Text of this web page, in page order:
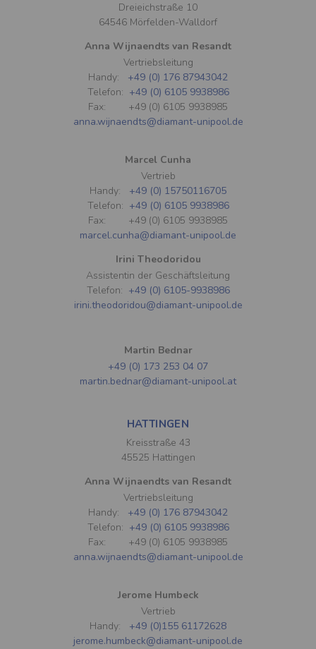
Dreieichstraße 10
64546 Mörfelden-Walldorf
Anna Wijnaendts van Resandt
Vertriebsleitung
Handy: +49 (0) 176 87943042
Telefon: +49 (0) 6105 9938986
Fax: +49 (0) 6105 9938985
anna.wijnaendts@diamant-unipool.de
Marcel Cunha
Vertrieb
Handy: +49 (0) 15750116705
Telefon: +49 (0) 6105 9938986
Fax: +49 (0) 6105 9938985
marcel.cunha@diamant-unipool.de
Irini Theodoridou
Assistentin der Geschäftsleitung
Telefon: +49 (0) 6105-9938986
irini.theodoridou@diamant-unipool.de
Martin Bednar
+49 (0) 173 253 04 07
martin.bednar@diamant-unipool.at
HATTINGEN
Kreisstraße 43
45525 Hattingen
Anna Wijnaendts van Resandt
Vertriebsleitung
Handy: +49 (0) 176 87943042
Telefon: +49 (0) 6105 9938986
Fax: +49 (0) 6105 9938985
anna.wijnaendts@diamant-unipool.de
Jerome Humbeck
Vertrieb
Handy: +49 (0)155 61172628
jerome.humbeck@diamant-unipool.de